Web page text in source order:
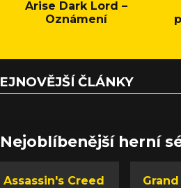
Arise Dark Lord –
Oznámení
ČLÁNKY
Nejoblíbenější herní
Assassin's Creed